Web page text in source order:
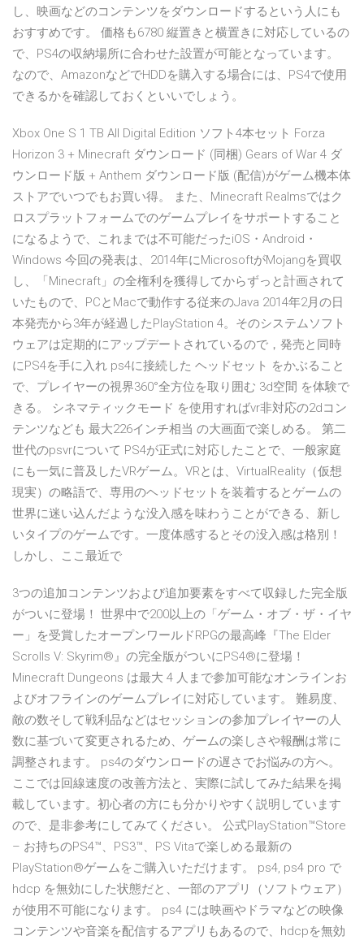
し、映画などのコンテンツをダウンロードするという人にも
おすすめです。 価格も6780 縦置きと横置きに対応しているの
で、PS4の収納場所に合わせた設置が可能となっています。
なので、AmazonなどでHDDを購入する場合には、PS4で使用
できるかを確認しておくといいでしょう。
Xbox One S 1 TB All Digital Edition ソフト4本セット Forza
Horizon 3 + Minecraft ダウンロード (同梱) Gears of War 4 ダ
ウンロード版 + Anthem ダウンロード版 (配信)がゲーム機本体
ストアでいつでもお買い得。 また、Minecraft Realmsではク
ロスプラットフォームでのゲームプレイをサポートすること
になるようで、これまでは不可能だったiOS・Android・
Windows 今回の発表は、2014年にMicrosoftがMojangを買収
し、「Minecraft」の全権利を獲得してからずっと計画されて
いたもので、PCとMacで動作する従来のJava 2014年2月の日
本発売から3年が経過したPlayStation 4。そのシステムソフト
ウェアは定期的にアップデートされているので，発売と同時
にPS4を手に入れ ps4に接続した ヘッドセット をかぶること
で、プレイヤーの視界360°全方位を取り囲む 3d空間 を体験で
きる。 シネマティックモード を使用すればvr非対応の2dコン
テンツなども 最大226インチ相当 の大画面で楽しめる。 第二
世代のpsvrについて PS4が正式に対応したことで、一般家庭
にも一気に普及したVRゲーム。VRとは、VirtualReality（仮想
現実）の略語で、専用のヘッドセットを装着するとゲームの
世界に迷い込んだような没入感を味わうことができる、新し
いタイプのゲームです。一度体感するとその没入感は格別！
しかし、ここ最近で
3つの追加コンテンツおよび追加要素をすべて収録した完全版
がついに登場！ 世界中で200以上の「ゲーム・オブ・ザ・イヤ
ー」を受賞したオープンワールドRPGの最高峰『The Elder
Scrolls V: Skyrim®』の完全版がついにPS4®に登場！
Minecraft Dungeons は最大 4 人まで参加可能なオンラインお
よびオフラインのゲームプレイに対応しています。 難易度、
敵の数そして戦利品などはセッションの参加プレイヤーの人
数に基づいて変更されるため、ゲームの楽しさや報酬は常に
調整されます。 ps4のダウンロードの遅さでお悩みの方へ。
ここでは回線速度の改善方法と、実際に試してみた結果を掲
載しています。初心者の方にも分かりやすく説明しています
ので、是非参考にしてみてください。 公式PlayStation™Store
– お持ちのPS4™、PS3™、PS Vitaで楽しめる最新の
PlayStation®ゲームをご購入いただけます。 ps4, ps4 pro で
hdcp を無効にした状態だと、一部のアプリ（ソフトウェア）
が使用不可能になります。 ps4 には映画やドラマなどの映像
コンテンツや音楽を配信するアプリもあるので、hdcpを無効